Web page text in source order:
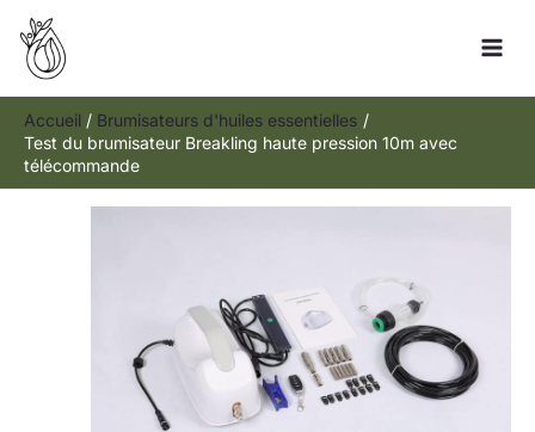
Aller
contenu
Accueil
Brumisateurs d'huiles essentielles
Test du brumisateur Breakling haute pression 10m avec
télécommande
R
e
h
e